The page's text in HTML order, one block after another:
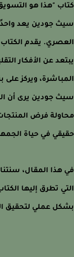
جودين يعد واحدًا من
يقدم الكتاب
عن الأفكار
ويركز على
جودين يرى أن
فرض المنتجات
في حياة
المقال، سنتناول
تطرق إليها
عملي لتحقيق